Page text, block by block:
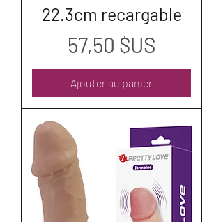
22.3cm recargable
Prix
57,50 $US
Ajouter au panier